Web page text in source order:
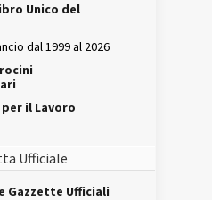
Unico del
dal 1999 al 2026
il Lavoro
Ufficiale
Gazzette Ufficiali